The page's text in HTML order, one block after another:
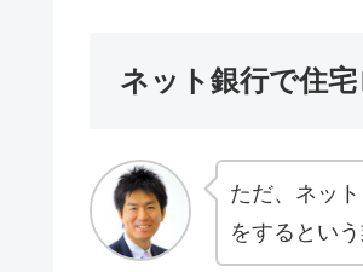
ネット銀行で住
ただ、ネッ
をするとい